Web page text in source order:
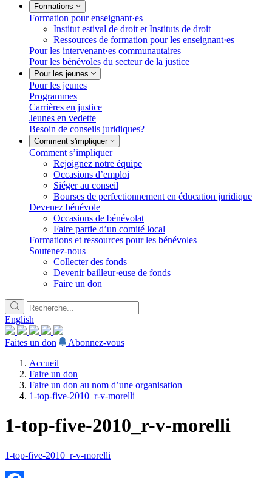
Formations
Formation pour enseignant·es
Institut estival de droit et Instituts de droit
Ressources de formation pour les enseignant·es
Pour les intervenant·es communautaires
Pour les bénévoles du secteur de la justice
Pour les jeunes
Pour les jeunes
Programmes
Carrières en justice
Jeunes en vedette
Besoin de conseils juridiques?
Comment s'impliquer
Comment s’impliquer
Rejoignez notre équipe
Occasions d’emploi
Siéger au conseil
Bourses de perfectionnement en éducation juridique
Devenez bénévole
Occasions de bénévolat
Faire partie d’un comité local
Formations et ressources pour les bénévoles
Soutenez-nous
Collecter des fonds
Devenir bailleur·euse de fonds
Faire un don
English
Faites un don
Abonnez-vous
Accueil
Faire un don
Faire un don au nom d’une organisation
1-top-five-2010_r-v-morelli
1-top-five-2010_r-v-morelli
1-top-five-2010_r-v-morelli